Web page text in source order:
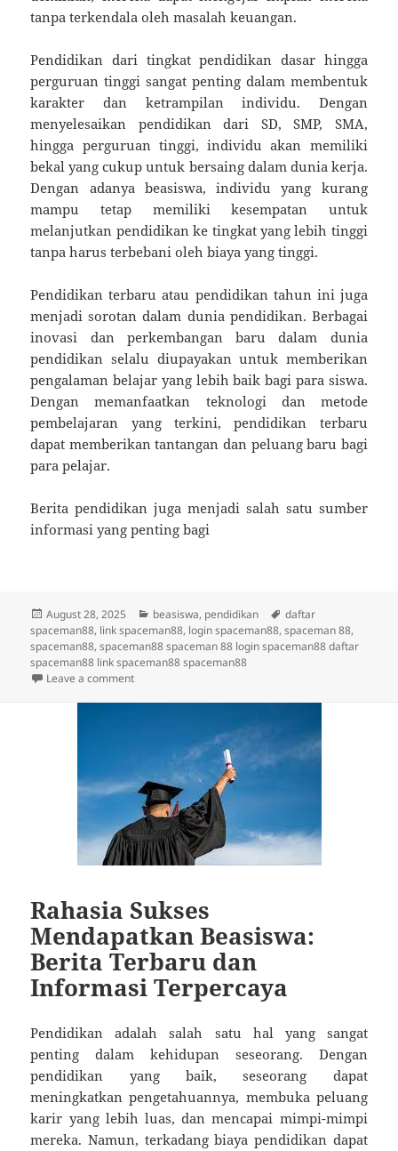
tanpa terkendala oleh masalah keuangan.
Pendidikan dari tingkat pendidikan dasar hingga
perguruan tinggi sangat penting dalam membentuk
karakter dan ketrampilan individu. Dengan
menyelesaikan pendidikan dari SD, SMP, SMA,
hingga perguruan tinggi, individu akan memiliki
bekal yang cukup untuk bersaing dalam dunia kerja.
Dengan adanya beasiswa, individu yang kurang
mampu tetap memiliki kesempatan untuk
melanjutkan pendidikan ke tingkat yang lebih tinggi
tanpa harus terbebani oleh biaya yang tinggi.
Pendidikan terbaru atau pendidikan tahun ini juga
menjadi sorotan dalam dunia pendidikan. Berbagai
inovasi dan perkembangan baru dalam dunia
pendidikan selalu diupayakan untuk memberikan
pengalaman belajar yang lebih baik bagi para siswa.
Dengan memanfaatkan teknologi dan metode
pembelajaran yang terkini, pendidikan terbaru
dapat memberikan tantangan dan peluang baru bagi
para pelajar.
Berita pendidikan juga menjadi salah satu sumber
informasi yang penting bagi
Posted
on
August 28, 2025 Categories
beasiswa, pendidikan Tags
daftar
spaceman88, link spaceman88, login spaceman88,spaceman 88,
spaceman88,spaceman88 spaceman 88 login spaceman88 daftar
spaceman88 link spaceman88 spaceman88
Leave a commenton Aspek Penting dalam Menguji Kelayakan
Rahasia Sukses
Mendapatkan Beasiswa:
Berita Terbaru dan
Informasi Terpercaya
Pendidikan adalah salah satu hal yang sangat
penting dalam kehidupan seseorang. Dengan
pendidikan yang baik, seseorang dapat
meningkatkan pengetahuannya, membuka peluang
karir yang lebih luas, dan mencapai mimpi-mimpi
mereka. Namun, terkadang biaya pendidikan dapat